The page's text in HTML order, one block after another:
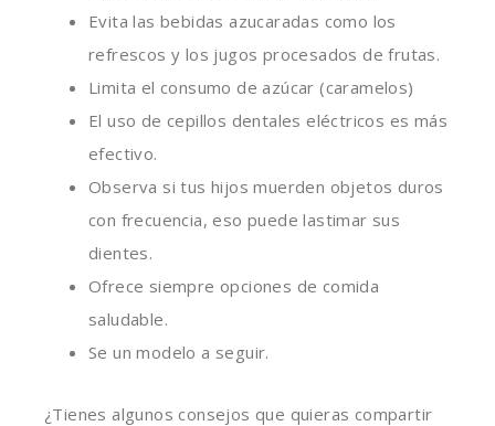
Evita las bebidas azucaradas como los
refrescos y los jugos procesados de frutas.
Limita el consumo de azúcar (caramelos)
El uso de cepillos dentales eléctricos es más
efectivo.
Observa si tus hijos muerden objetos duros
con frecuencia, eso puede lastimar sus
dientes.
Ofrece siempre opciones de comida
saludable.
Se un modelo a seguir.
¿Tienes algunos consejos que quieras compartir